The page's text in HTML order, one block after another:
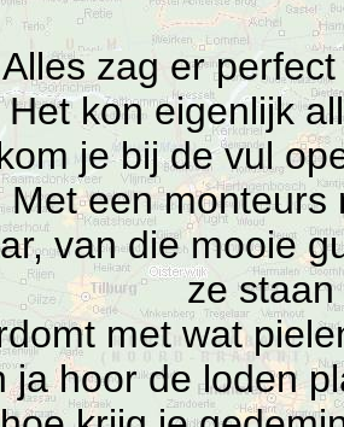
Alles zag er
Het kon eigenlijk
je bij de vul
Met een monteurs
van die mooie
ze
met wat
ja hoor de loden